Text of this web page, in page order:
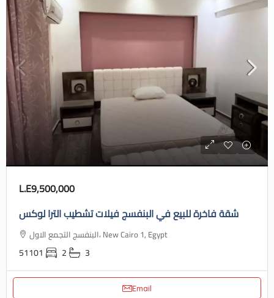
L.E9,500,000
شقة فاخرة للبيع في البنفسج فيلات تشطيب الترا لوكس
البنفسج التجمع الاول، New Cairo 1, Egypt
51101 2 3
Email